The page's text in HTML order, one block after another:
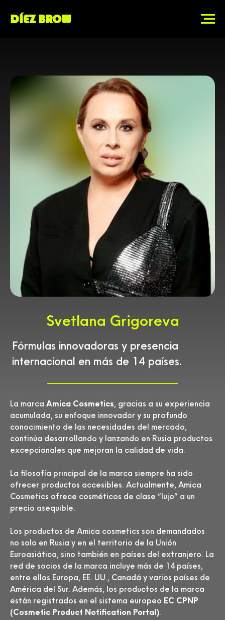
DÍEZ BROW
Svetlana Grigoreva
Fórmulas innovadoras y presencia
internacional en más de 14 países.
La marca Amica Cosmetics, gracias a su experiencia
acumulada, su enfoque innovador y su profundo
conocimiento de las necesidades del mercado,
continúa desarrollando y lanzando en Rusia productos
excepcionales que mejoran la calidad de vida.
La filosofía principal de la marca siempre ha sido
ofrecer productos accesibles. Actualmente, Amica
Cosmetics ofrece cosméticos de clase “lujo” a un
precio asequible.
Los productos de Amica cosmetics son demandados
no solo en Rusia y en el territorio de la Unión
Euroasiática, sino también en países del extranjero. La
red de socios de la marca incluye más de 14 países,
entre ellos Europa, EE. UU., Canadá y varios países de
América del Sur. Además, los productos de la marca
están registrados en el sistema europeo EC CPNP
(Cosmetic Product Notification Portal).